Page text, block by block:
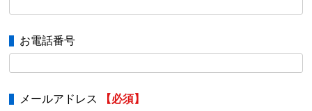
お電話番号
メールアドレス 【必須】